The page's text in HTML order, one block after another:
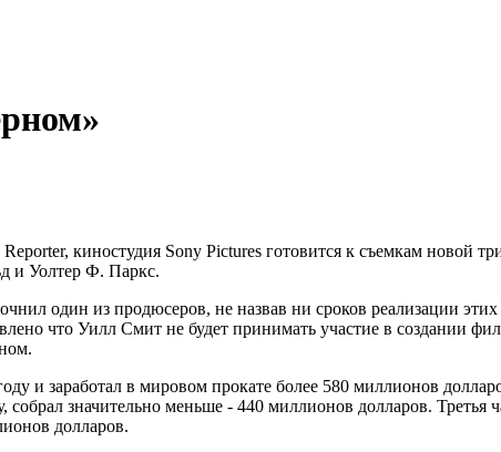
киностудия Sony Pictures готовится к съемкам новой
и Уолтер Ф. Паркс.
один из продюсеров, не назвав ни сроков реализации
что Уилл Смит не будет принимать участие в создании
и заработал в мировом прокате более 580 миллионов
значительно меньше - 440 миллионов долларов. Третья
долларов.